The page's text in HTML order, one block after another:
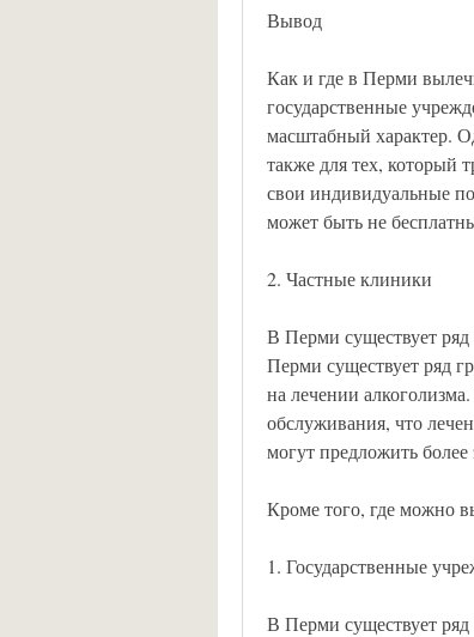
Вывод
Как и где в Перми
государственные
масштабный характер.
также для тех, который
свои индивидуальные
может быть не
2. Частные клиники
В Перми существует
Перми существует ряд
на лечении
обслуживания, что
могут предложить
Кроме того, где можно
1. Государственные
В Перми существует ряд